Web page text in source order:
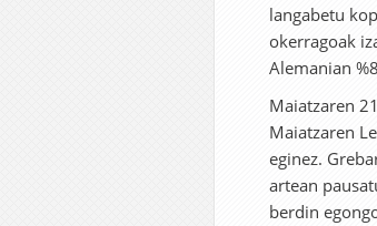
langabetu
okerragoak
Alemanian
Maiatzaren
Maiatzaren
eginez.
artean
berdin